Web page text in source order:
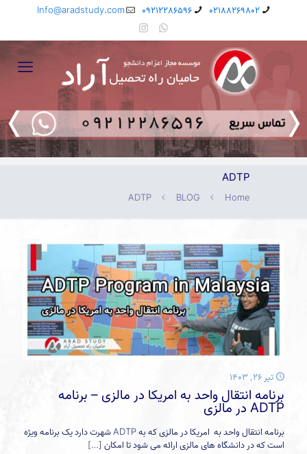
02188269802
09212286596
Info@aradstudy.com
ADTP
Home
BLOG
ADTP
تیر ۲۶, ۱۴۰۳
برنامه انتقال واحد به امریکا در مالزی – برنامه
ADTP در مالزی
برنامه انتقال واحد به امریکا در مالزی که به ADTP شهرت دارد یک برنامه ویژه
است که در دانشگاه های مالزی ارائه می شود تا امکان […]